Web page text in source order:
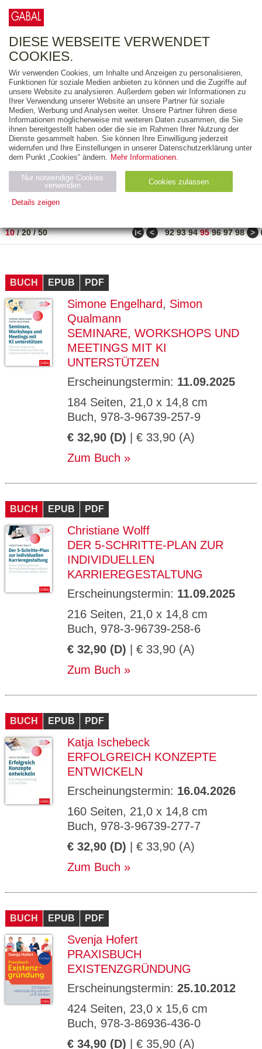
FREITEXT
AUSGABEART
AUS DER REIHE
ZUM THEMA
Neuerscheinung
Bestseller
PREIS
10/20/50 ǀ< < 92 93 94 95 96 97 98 >
BUCH EPUB PDF
Simone Engelhard, Simon
Qualmann
SEMINARE, WORKSHOPS UND
MEETINGS MIT KI
UNTERSTÜTZEN
Erscheinungstermin: 11.09.2025
184 Seiten, 21,0 x 14,8 cm
Buch, 978-3-96739-257-9
€ 32,90 (D) | € 33,90 (A)
Zum Buch
BUCH EPUB PDF
Christiane Wolff
DER 5-SCHRITTE-PLAN ZUR
INDIVIDUELLEN
KARRIEREGESTALTUNG
Erscheinungstermin: 11.09.2025
216 Seiten, 21,0 x 14,8 cm
Buch, 978-3-96739-258-6
€ 32,90 (D) | € 33,90 (A)
Zum Buch
BUCH EPUB PDF
Katja Ischebeck
ERFOLGREICH KONZEPTE
ENTWICKELN
Erscheinungstermin: 16.04.2026
160 Seiten, 21,0 x 14,8 cm
Buch, 978-3-96739-277-7
€ 32,90 (D) | € 33,90 (A)
Zum Buch
BUCH EPUB PDF
Svenja Hofert
PRAXISBUCH
EXISTENZGRÜNDUNG
Erscheinungstermin: 25.10.2012
424 Seiten, 23,0 x 15,6 cm
Buch, 978-3-86936-436-0
€ 34,90 (D) | € 35,90 (A)
DIESE WEBSEITE VERWENDET
COOKIES.
Wir verwenden Cookies, um Inhalte und Anzeigen zu personalisieren,
Funktionen für soziale Medien anbieten zu können und die Zugriffe auf
unsere Website zu analysieren. Außerdem geben wir Informationen zu
Ihrer Verwendung unserer Website an unsere Partner für soziale
Medien, Werbung und Analysen weiter. Unsere Partner führen diese
Informationen möglicherweise mit weiteren Daten zusammen, die Sie
ihnen bereitgestellt haben oder die sie im Rahmen Ihrer Nutzung der
Dienste gesammelt haben. Sie können Ihre Einwilligung jederzeit
widerrufen und Ihre Einstellungen in unserer Datenschutzerklärung unter
dem Punkt „Cookies“ ändern. Mehr Informationen.
Nur notwendige Cookies
verwenden
Cookies zulassen
Details zeigen
Name Zweck
ESSION
_ID
verlag.
de
Session verwendet
GV_CO
OKIES
gabal-
Speichert den Zustimmungsstatus des
Benutzers für Cookies auf der aktuellen
Domäne.